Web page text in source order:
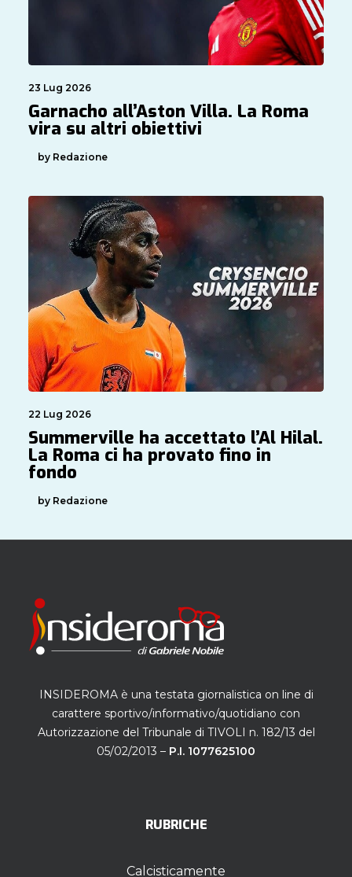
23 Lug 2026
Garnacho all’Aston Villa. La Roma
vira su altri obiettivi
by Redazione
22 Lug 2026
Summerville ha accettato l’Al Hilal.
La Roma ci ha provato fino in
fondo
by Redazione
INSIDEROMA è una testata giornalistica on line di
carattere sportivo/informativo/quotidiano con
Autorizzazione del Tribunale di TIVOLI n. 182/13 del
05/02/2013 – P.I. 1077625100
RUBRICHE
Calcisticamente